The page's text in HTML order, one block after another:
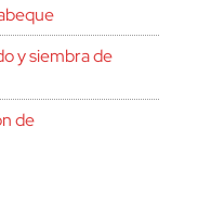
y siembra de
de